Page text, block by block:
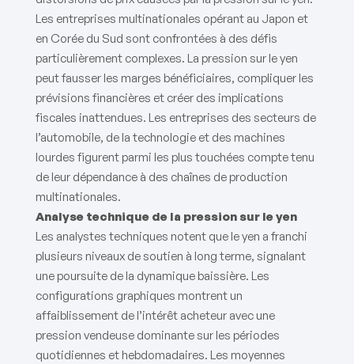
Les entreprises multinationales opérant au Japon et
en Corée du Sud sont confrontées à des défis
particulièrement complexes. La pression sur le yen
peut fausser les marges bénéficiaires, compliquer les
prévisions financières et créer des implications
fiscales inattendues. Les entreprises des secteurs de
l’automobile, de la technologie et des machines
lourdes figurent parmi les plus touchées compte tenu
de leur dépendance à des chaînes de production
multinationales.
Analyse technique de la pression sur le yen
Les analystes techniques notent que le yen a franchi
plusieurs niveaux de soutien à long terme, signalant
une poursuite de la dynamique baissière. Les
configurations graphiques montrent un
affaiblissement de l’intérêt acheteur avec une
pression vendeuse dominante sur les périodes
quotidiennes et hebdomadaires. Les moyennes